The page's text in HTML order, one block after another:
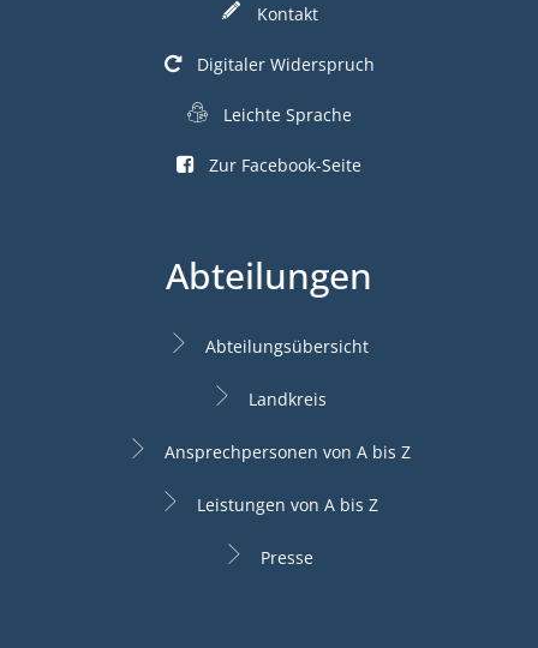
Kontakt
Digitaler Widerspruch
Leichte Sprache
Zur Facebook-Seite
Abteilungen
Abteilungsübersicht
Landkreis
Ansprechpersonen von A bis Z
Leistungen von A bis Z
Presse